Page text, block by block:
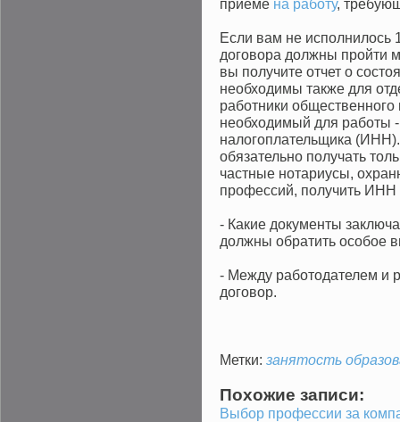
приеме на работу,
Если вам не исполнилось
договора должны пройти
вы получите отчет о
необходимы также для
работники
необходимый для работы
налогоплательщика
обязательно получать
частные нотариусы,
профессий, получить
- Какие документы
должны обратить особое
- Между работодателем и
договор.
Метки: занятость
Похожие записи:
Выбор профессии за